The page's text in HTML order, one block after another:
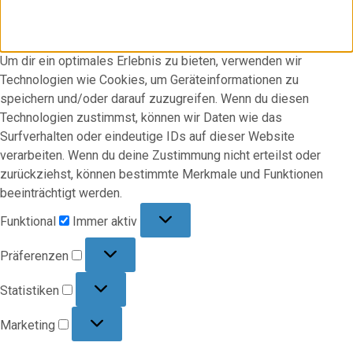
Um dir ein optimales Erlebnis zu bieten, verwenden wir
Technologien wie Cookies, um Geräteinformationen zu
speichern und/oder darauf zuzugreifen. Wenn du diesen
Technologien zustimmst, können wir Daten wie das
Surfverhalten oder eindeutige IDs auf dieser Website
verarbeiten. Wenn du deine Zustimmung nicht erteilst oder
zurückziehst, können bestimmte Merkmale und Funktionen
beeinträchtigt werden.
Funktional
Immer aktiv
Präferenzen
Statistiken
Marketing